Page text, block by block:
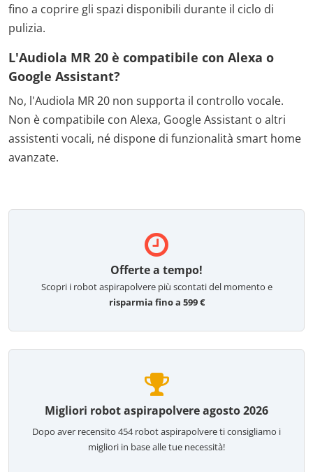
fino a coprire gli spazi disponibili durante il ciclo di
pulizia.
L'Audiola MR 20 è compatibile con Alexa o
Google Assistant?
No, l'Audiola MR 20 non supporta il controllo vocale.
Non è compatibile con Alexa, Google Assistant o altri
assistenti vocali, né dispone di funzionalità smart home
avanzate.
Offerte a tempo!
Scopri i robot aspirapolvere più scontati del momento e
risparmia fino a 599 €
Migliori robot aspirapolvere agosto 2026
Dopo aver recensito 454robot aspirapolvere ti consigliamo i
migliori in base alle tue necessità!